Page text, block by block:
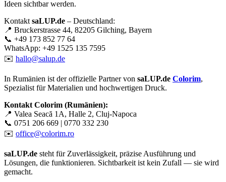
Ideen sichtbar werden.
Kontakt saLUP.de – Deutschland:
📍 Bruckerstrasse 44, 82205 Gilching, Bayern
📞 +49 173 852 77 64
WhatsApp: +49 1525 135 7595
✉️ hallo@salup.de
In Rumänien ist der offizielle Partner von saLUP.de Colorim,
Spezialist für Materialien und hochwertigen Druck.
Kontakt Colorim (Rumänien):
📍 Valea Seacă 1A, Halle 2, Cluj-Napoca
📞 0751 206 669 | 0770 332 230
✉️ office@colorim.ro
saLUP.de steht für Zuverlässigkeit, präzise Ausführung und
Lösungen, die funktionieren. Sichtbarkeit ist kein Zufall — sie wird
gemacht.